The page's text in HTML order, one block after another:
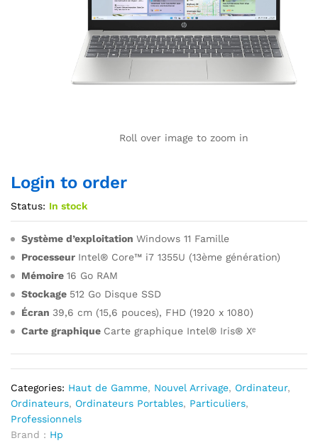
Roll over image to zoom in
Login to order
Status: In stock
Système d’exploitation Windows 11 Famille
Processeur Intel® Core™ i7 1355U (13ème génération)
Mémoire 16 Go RAM
Stockage 512 Go Disque SSD
Écran 39,6 cm (15,6 pouces), FHD (1920 x 1080)
Carte graphique Carte graphique Intel® Iris® Xᵉ
Categories: Haut de Gamme, Nouvel Arrivage, Ordinateur,
Ordinateurs, Ordinateurs Portables, Particuliers,
Professionnels
Brand : Hp